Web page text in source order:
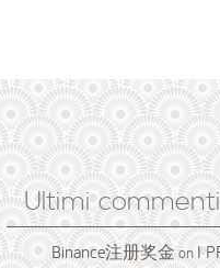
Ultimi commenti
Binance注册奖金on I